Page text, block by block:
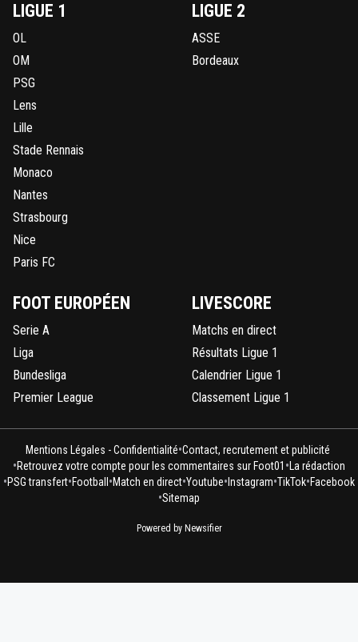
LIGUE 1
OL
OM
PSG
Lens
Lille
Stade Rennais
Monaco
Nantes
Strasbourg
Nice
Paris FC
LIGUE 2
ASSE
Bordeaux
FOOT EUROPÉEN
Serie A
Liga
Bundesliga
Premier League
LIVESCORE
Matchs en direct
Résultats Ligue 1
Calendrier Ligue 1
Classement Ligue 1
Mentions Légales - Confidentialité•Contact, recrutement et publicité
•Retrouvez votre compte pour les commentaires sur Foot01 •La rédaction
•PSG transfert•Football •Match en direct•Youtube• Instagram•TikTok•Facebook
•Sitemap
Powered by Newsifier